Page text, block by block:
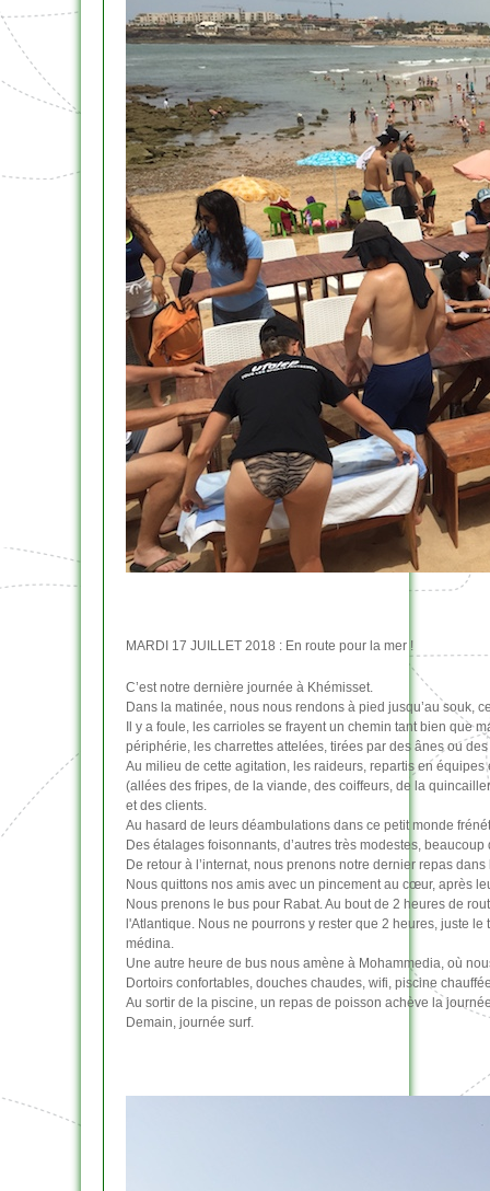
MARDI 17 JUILLET 2018 : En route pour la mer !
C’est notre dernière journée à Khémisset.
Dans la matinée, nous nous rendons à pied jusqu’au souk,
Il y a foule, les carrioles se frayent un chemin tant bien que
périphérie, les charrettes attelées, tirées par des ânes ou
Au milieu de cette agitation, les raideurs, repartis en
(allées des fripes, de la viande, des coiffeurs, de la
et des clients.
Au hasard de leurs déambulations dans ce petit monde
Des étalages foisonnants, d’autres très modestes, beaucoup
De retour à l’internat, nous prenons notre dernier repas
Nous quittons nos amis avec un pincement au cœur, après
Nous prenons le bus pour Rabat. Au bout de 2 heures de
l'Atlantique. Nous ne pourrons y rester que 2 heures, juste
médina.
Une autre heure de bus nous amène à Mohammedia, où
Dortoirs confortables, douches chaudes, wifi, piscine
Au sortir de la piscine, un repas de poisson achève la
Demain, journée surf.